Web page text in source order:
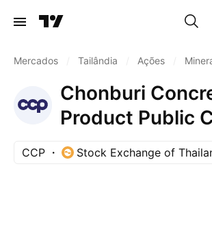
Mercados Tailândia Ações
Chonburi
Product Public
CCP Stock Exchange of